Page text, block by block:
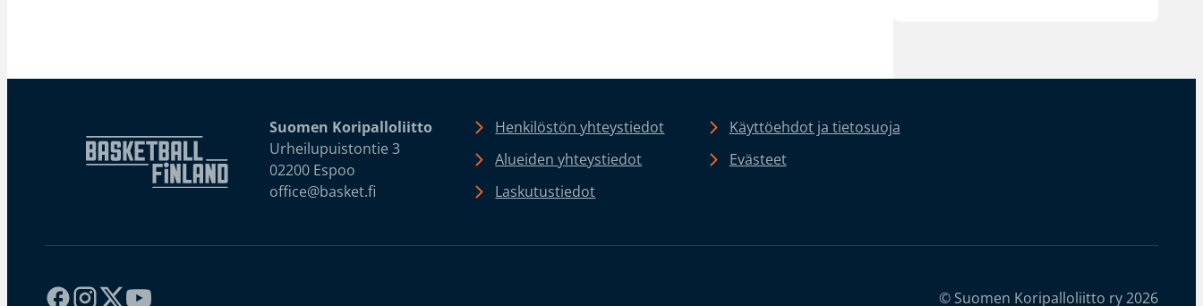
Suomen Koripalloliitto
Urheilupuistontie 3
02200 Espoo
office@basket.fi
Henkilöstön yhteystiedot
Alueiden yhteystiedot
Laskutustiedot
Käyttöehdot ja tietosuoja
Evästeet
© Suomen Koripalloliitto ry 2026